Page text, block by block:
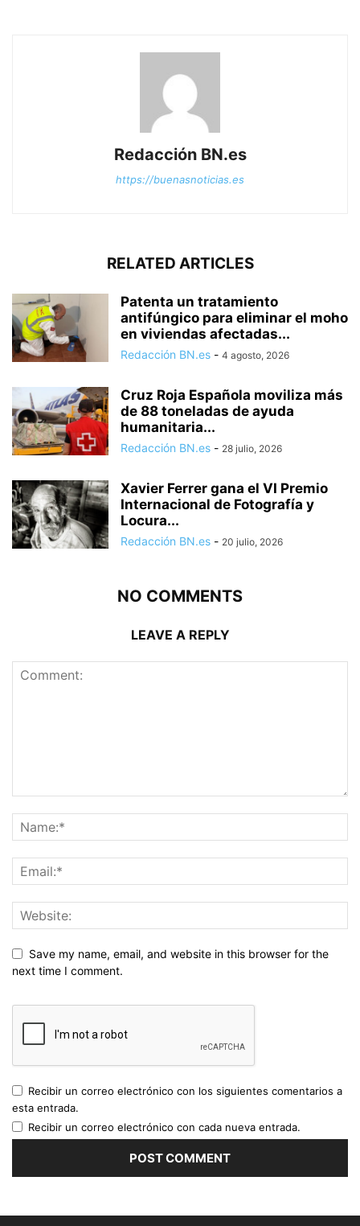
Redacción BN.es
https://buenasnoticias.es
RELATED ARTICLES
Patenta un tratamiento
antifúngico para eliminar el moho
en viviendas afectadas...
Redacción BN.es - 4 agosto, 2026
Cruz Roja Española moviliza más
de 88 toneladas de ayuda
humanitaria...
Redacción BN.es - 28 julio, 2026
Xavier Ferrer gana el VI Premio
Internacional de Fotografía y
Locura...
Redacción BN.es - 20 julio, 2026
NO COMMENTS
LEAVE A REPLY
Save my name, email, and website in this browser for the
next time I comment.
Recibir un correo electrónico con los siguientes comentarios a
esta entrada.
Recibir un correo electrónico con cada nueva entrada.